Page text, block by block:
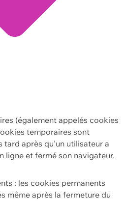
(également appelés cookies
temporaires sont
tard après qu'un utilisateur a
ligne et fermé son navigateur.
: les cookies permanents
même après la fermeture du